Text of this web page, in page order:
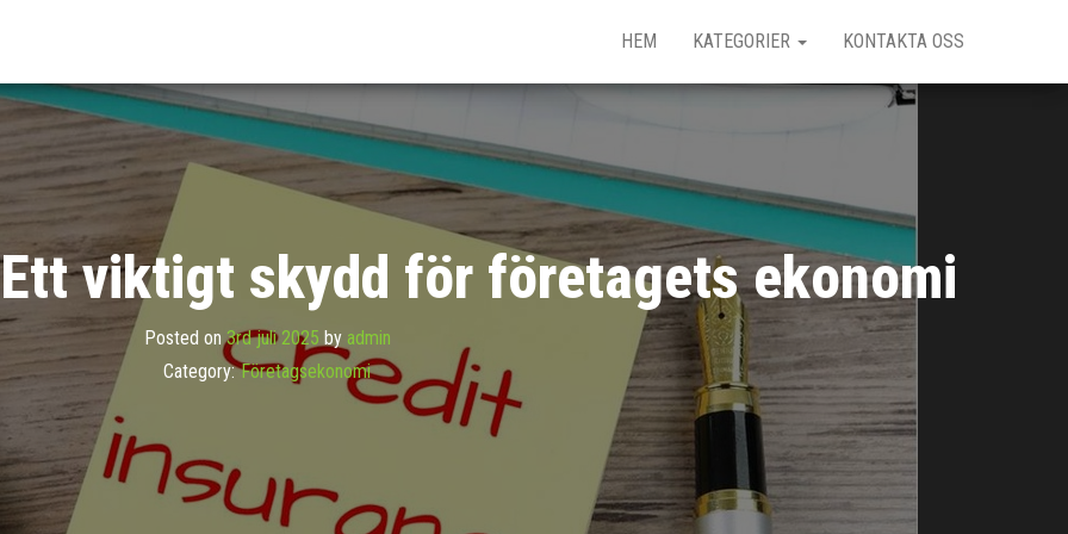
HEM KATEGORIER KONTAKTA OSS
viktigt skydd för företagets ekonomi
Posted on3rd juli 2025 by admin
Category: Företagsekonomi